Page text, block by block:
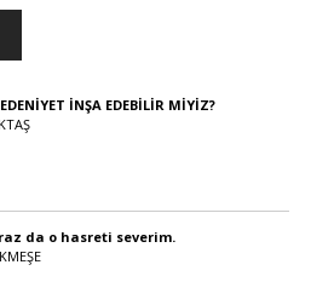
İNŞA EDEBİLİR MİYİZ?
da o hasreti severim.